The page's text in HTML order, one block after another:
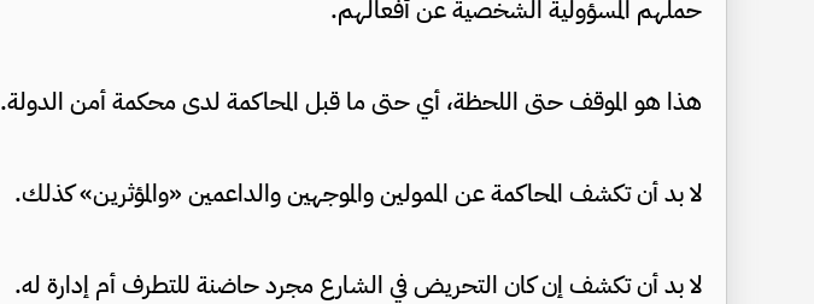
حملهم المسؤولية الشخصية عن أفعالهم.
هذا هو الموقف حتى اللحظة، أي حتى ما قبل المحاكمة لدى محكمة أمن الدولة.
لا بد أن تكشف المحاكمة عن الممولين والموجهين والداعمين «والمؤثرين» كذلك.
لا بد أن تكشف إن كان التحريض في الشارع مجرد حاضنة للتطرف أم إدارة له.